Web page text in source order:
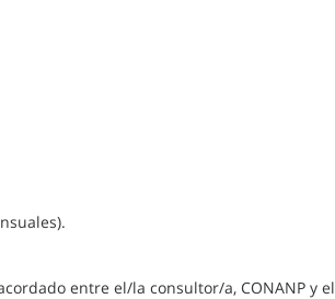
entre el/la consultor/a, CONANP y el